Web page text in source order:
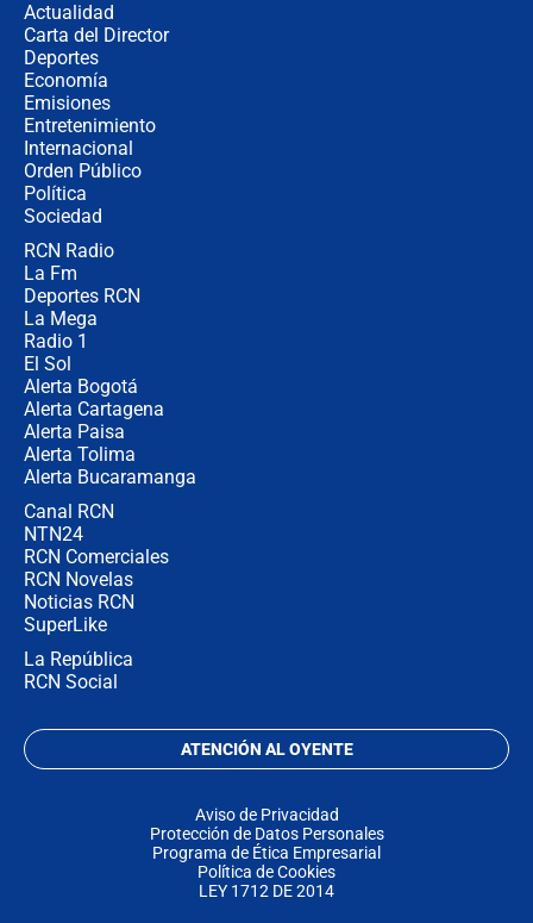
Actualidad
Carta del Director
Deportes
Economía
Emisiones
Entretenimiento
Internacional
Orden Público
Política
Sociedad
RCN Radio
La Fm
Deportes RCN
La Mega
Radio 1
El Sol
Alerta Bogotá
Alerta Cartagena
Alerta Paisa
Alerta Tolima
Alerta Bucaramanga
Canal RCN
NTN24
RCN Comerciales
RCN Novelas
Noticias RCN
SuperLike
La República
RCN Social
ATENCIÓN AL OYENTE
Aviso de Privacidad
Protección de Datos Personales
Programa de Ética Empresarial
Política de Cookies
LEY 1712 DE 2014